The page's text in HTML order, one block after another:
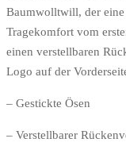
Baumwolltwill, der eine
Tragekomfort vom
einen verstellbaren
Logo auf der
– Gestickte Ösen
– Verstellbarer